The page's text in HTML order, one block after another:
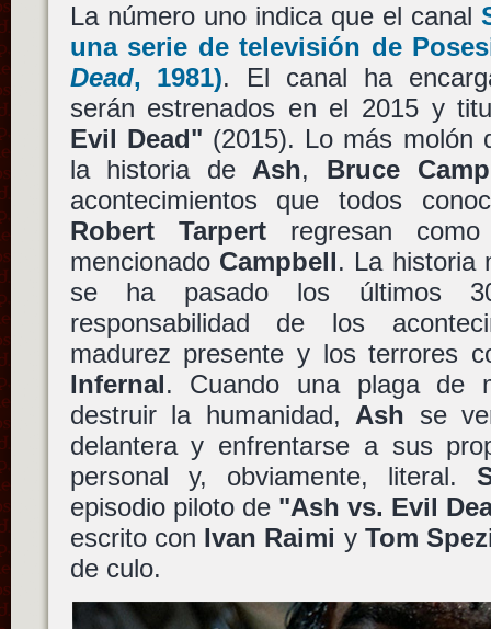
La número uno indica que el canal
una serie de televisión de
Dead, 1981). El canal ha
serán estrenados en el 2015 y
Evil Dead" (2015). Lo más molón
la historia de Ash, Bruce
acontecimientos que todos
Robert Tarpertregresan como
mencionado Campbell. La historia
se ha pasado los últimos
responsabilidad de los
madurez presente y los terrores
Infernal. Cuando una plaga de
destruir la humanidad, Ash se
delantera y enfrentarse a sus
personal y, obviamente, literal.
episodio piloto de "Ash vs. Evil
escrito con Ivan Raimi yTom
de culo.